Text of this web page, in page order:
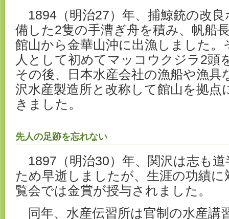
1894（明治27）年、捕鯨銃の改
備した2隻の手漕ぎ舟を積み、帆船
館山から金華山沖に出漁しました。
人として初めてマッコウクジラ2頭
その後、日本水産会社の漁船や漁具
沢水産製造所と改称して館山を拠点
きました。
先人の足跡を忘れない
1897（明治30）年、関沢は志も
ため早逝しましたが、生涯の功績に
覧会では金賞が授与されました。
同年、水産伝習所は官制の水産講